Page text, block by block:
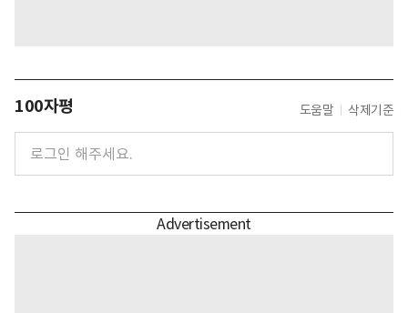
100자평 도움말 삭제기준